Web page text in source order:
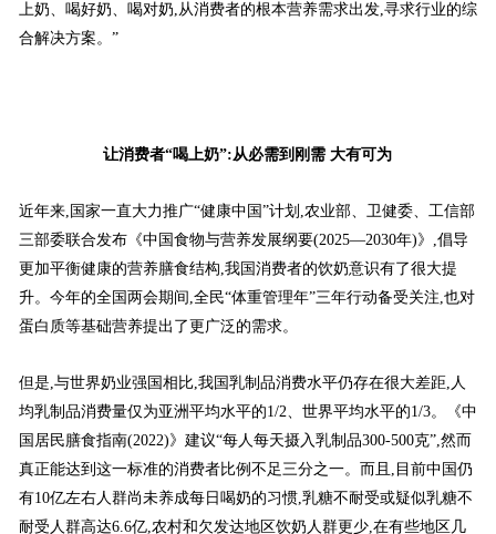
上奶、喝好奶、喝对奶,从消费者的根本营养需求出发,寻求行业的综
合解决方案。”
让消费者“喝上奶”:从必需到刚需 大有可为
近年来,国家一直大力推广“健康中国”计划,农业部、卫健委、工信部
三部委联合发布《中国食物与营养发展纲要(2025—2030年)》,倡导
更加平衡健康的营养膳食结构,我国消费者的饮奶意识有了很大提
升。今年的全国两会期间,全民“体重管理年”三年行动备受关注,也对
蛋白质等基础营养提出了更广泛的需求。
但是,与世界奶业强国相比,我国乳制品消费水平仍存在很大差距,人
均乳制品消费量仅为亚洲平均水平的1/2、世界平均水平的1/3。《中
国居民膳食指南(2022)》建议“每人每天摄入乳制品300-500克”,然而
真正能达到这一标准的消费者比例不足三分之一。而且,目前中国仍
有10亿左右人群尚未养成每日喝奶的习惯,乳糖不耐受或疑似乳糖不
耐受人群高达6.6亿,农村和欠发达地区饮奶人群更少,在有些地区几